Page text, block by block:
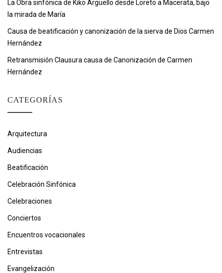
La Obra sinfónica de Kiko Argüello desde Loreto a Macerata, bajo
la mirada de María
Causa de beatificación y canonización de la sierva de Dios Carmen
Hernández
Retransmisión Clausura causa de Canonización de Carmen
Hernández
CATEGORÍAS
Arquitectura
Audiencias
Beatificación
Celebración Sinfónica
Celebraciones
Conciertos
Encuentros vocacionales
Entrevistas
Evangelización